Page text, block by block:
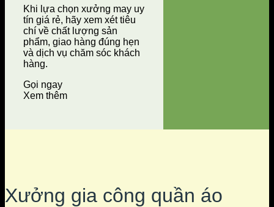
Khi lựa chọn xưởng may uy
tín giá rẻ, hãy xem xét tiêu
chí về chất lượng sản
phẩm, giao hàng đúng hẹn
và dịch vụ chăm sóc khách
hàng.
Gọi ngay
Xem thêm
Xưởng gia công quần áo